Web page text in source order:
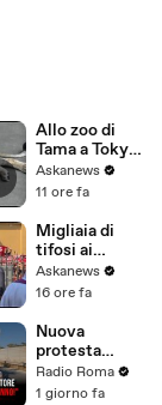
Allo zoo di
Tama a Tokyo
morte tre
leonesse,
colpo di
calore
Askanews
11 ore fa
Migliaia di
tifosi ai
funerali di
Baresi: "Ciao
Askanews
16 ore fa
Nuova
protesta
contro
l'inceneritore
Radio Roma
1 giorno fa